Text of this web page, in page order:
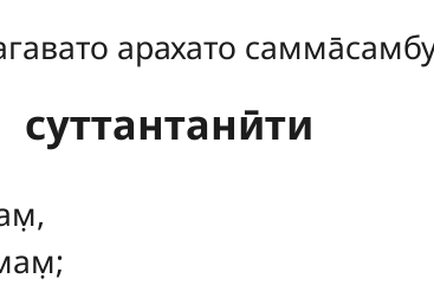
арахато
суттантанӣти